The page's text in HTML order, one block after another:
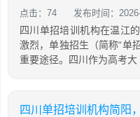
点击：74 发布时间：
四川单招培训机构在温江
激烈，单独招生（简称“单
重要途径。四川作为高考大